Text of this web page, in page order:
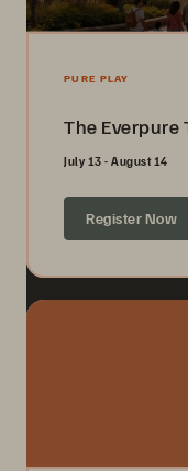
PURE PLAY
The Everpure
July 13 - August 14
Register Now